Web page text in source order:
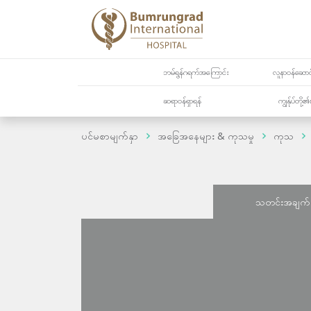
ဘမ်ရွန်ဂရက်အကြောင်း လူနာဝန်ဆော
ဆရာဝန်ရှာရန် ကျွန်ုပ်တို့၏
ပင်မစာမျက်နှာ အခြေအနေများ & ကုသမှု ကုသ
သတင်းအခ